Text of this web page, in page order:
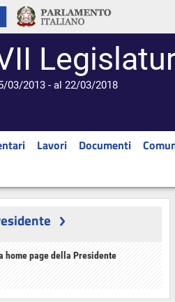
03/2013 - al 22/03/2018
Lavori Documenti
home page della Presidente